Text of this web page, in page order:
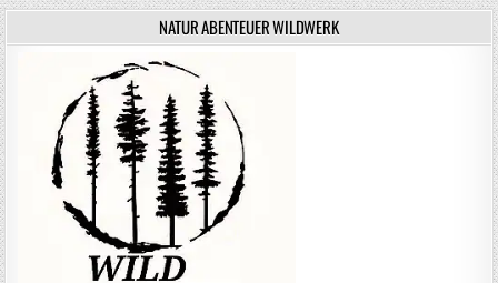
NATUR ABENTEUER WILDWERK